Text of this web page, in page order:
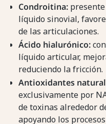
Condroitina:
líquido sinovial,
de las articulaciones.
Ácido hialurónico:
líquido articular,
reduciendo la fricción.
Antioxidantes
exclusivamente por
de toxinas alrededor
apoyando los